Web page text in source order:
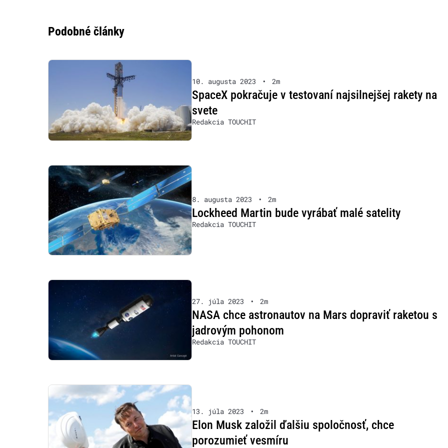
Podobné články
10. augusta 2023 • 2m
SpaceX pokračuje v testovaní najsilnejšej rakety na
svete
Redakcia TOUCHIT
8. augusta 2023 • 2m
Lockheed Martin bude vyrábať malé satelity
Redakcia TOUCHIT
27. júla 2023 • 2m
NASA chce astronautov na Mars dopraviť raketou s
jadrovým pohonom
Redakcia TOUCHIT
13. júla 2023 • 2m
Elon Musk založil ďalšiu spoločnosť, chce
porozumieť vesmíru